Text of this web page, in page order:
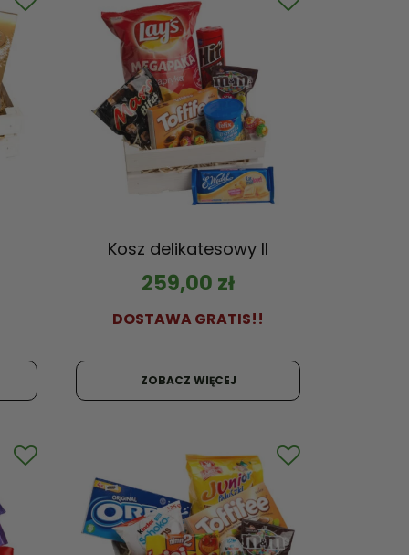
Kosz delikatesowy II
259,00 zł
DOSTAWA GRATIS!!
ZOBACZ WIĘCEJ